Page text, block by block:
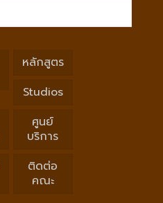
หลักสูตร
Studios
ศูนย์
บริการ
ติดต่อ
คณะ